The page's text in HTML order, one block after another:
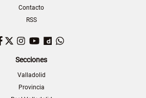
Contacto
RSS
Facebook
TwitterInstagram
YouTubeDailymotion
Secciones
Valladolid
Provincia